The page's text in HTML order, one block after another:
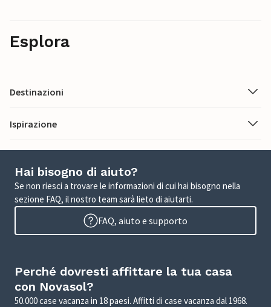
Esplora
Destinazioni
Ispirazione
Hai bisogno di aiuto?
Se non riesci a trovare le informazioni di cui hai bisogno nella
sezione FAQ, il nostro team sarà lieto di aiutarti.
FAQ, aiuto e supporto
Perché dovresti affittare la tua casa
con Novasol?
50.000 case vacanza in 18 paesi. Affitti di case vacanza dal 1968.